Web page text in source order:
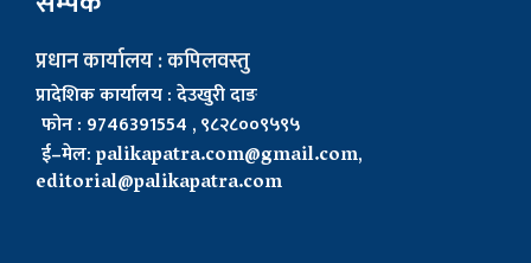
प्रधान कार्यालय : कपिलवस्तु
प्रादेशिक कार्यालय : देउखुरी दाङ
फोन : 9746391554 , ९८२८००९५९५
ई–मेल:palikapatra.com@gmail.com,
editorial@palikapatra.com